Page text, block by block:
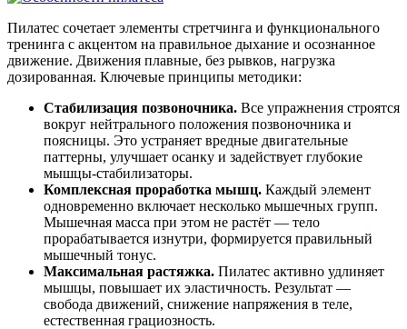
Пилатес сочетает элементы стретчинга и функционального
тренинга с акцентом на правильное дыхание и осознанное
движение. Движения плавные, без рывков, нагрузка
дозированная. Ключевые принципы методики:
Стабилизация позвоночника. Все упражнения строятся
вокруг нейтрального положения позвоночника и
поясницы. Это устраняет вредные двигательные
паттерны, улучшает осанку и задействует глубокие
мышцы-стабилизаторы.
Комплексная проработка мышц. Каждый элемент
одновременно включает несколько мышечных групп.
Мышечная масса при этом не растёт — тело
прорабатывается изнутри, формируется правильный
мышечный тонус.
Максимальная растяжка. Пилатес активно удлиняет
мышцы, повышает их эластичность. Результат —
свобода движений, снижение напряжения в теле,
естественная грациозность.